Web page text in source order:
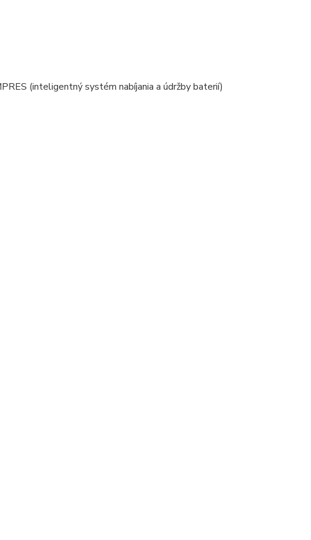
(inteligentný systém nabíjania a údržby baterií)